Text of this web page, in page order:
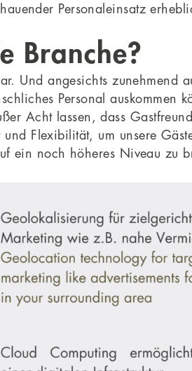
Personaleinsatz
Branche?
Und angesichts zunehmend
Personal auskommen
Acht lassen, dass
Flexibilität, um unsere
ein noch höheres Niveau zu